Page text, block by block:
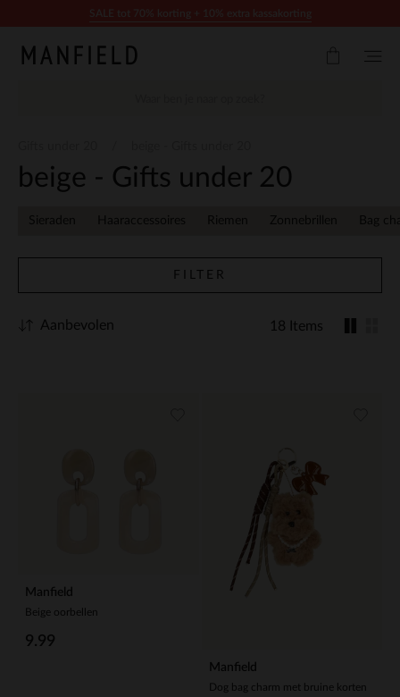
beige - Gifts under 20
Sieraden Haaraccessoires Riemen Zonnebrillen Bag
FILTER
18 Items
Aanbevolen
Manfield
Beige oorbellen
9.99
Manfield
Dog bag charm met bruine korten